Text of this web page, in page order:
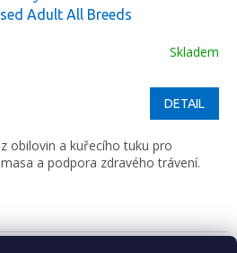
Adult All Breeds
Skladem
DETAIL
obilovin a kuřecího tuku pro
a podpora zdravého trávení.